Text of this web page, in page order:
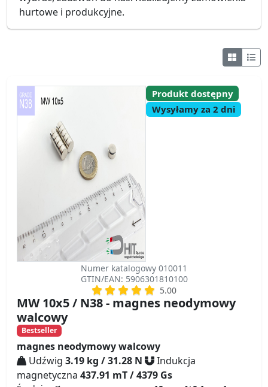
hurtowe i produkcyjne.
Produkt dostępny
Wysyłamy za 2 dni
Numer katalogowy 010011
GTIN/EAN: 5906301810100
5.00
MW 10x5 / N38 - magnes neodymowy
walcowy
Bestseller
magnes neodymowy walcowy
Udźwig 3.19 kg / 31.28 N
Indukcja
magnetyczna 437.91 mT / 4379 Gs